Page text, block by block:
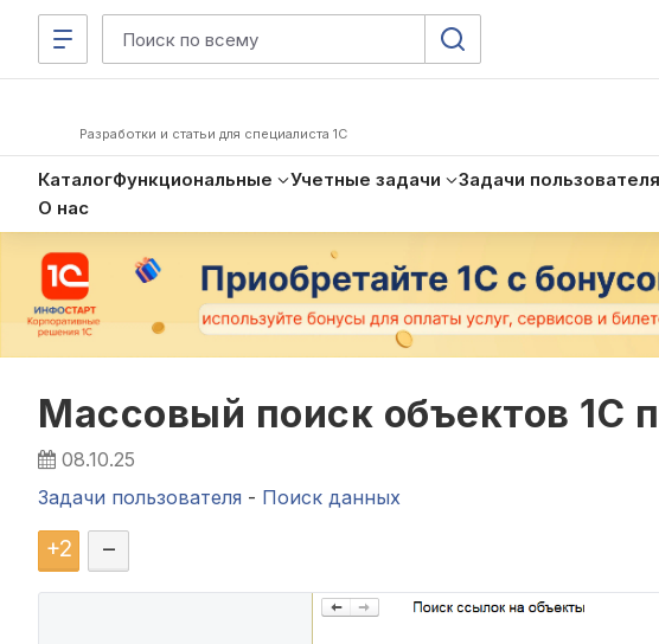
Разработки и статьи для специалиста 1С
КаталогФункциональные Учетные задачи Задачи пользователя
О нас
Массовый поиск объектов 1С
08.10.25
Задачи пользователя - Поиск данных
+2 –